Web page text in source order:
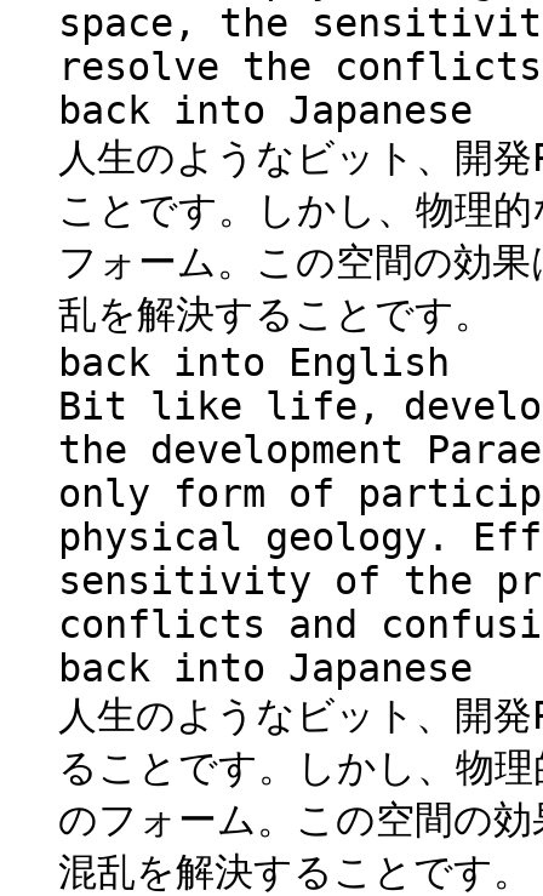
space, the
resolve the
back into Japanese
人生のようなビット、開
ことです。しかし、物理
フォーム。この空間の効
乱を解決することです。
back into English
Bit like life,
the development
only form of
physical geology.
sensitivity of the
conflicts and
back into Japanese
人生のようなビット、開
ることです。しかし、物
のフォーム。この空間の
混乱を解決することです。